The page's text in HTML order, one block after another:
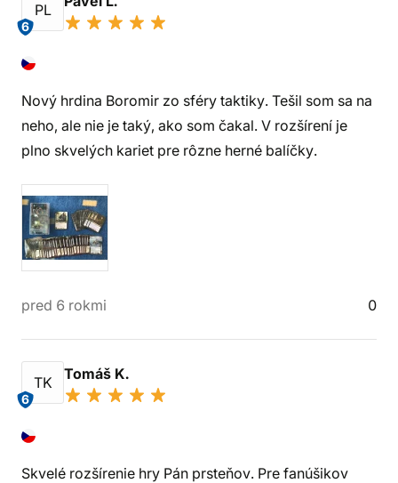
PL
6
Nový hrdina Boromir zo sféry taktiky. Tešil som sa na
neho, ale nie je taký, ako som čakal. V rozšírení je
plno skvelých kariet pre rôzne herné balíčky.
pred 6 rokmi 0
TK
6
Tomáš K.
Skvelé rozšírenie hry Pán prsteňov. Pre fanúšikov